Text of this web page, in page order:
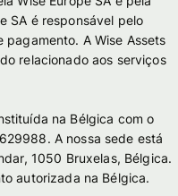
SA é responsável pelo
A Wise Assets
relacionado aos serviços
na Bélgica com o
A nossa sede está
1050 Bruxelas, Bélgica.
autorizada na Bélgica.